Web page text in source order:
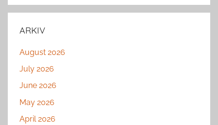
ARKIV
August 2026
July 2026
June 2026
May 2026
April 2026